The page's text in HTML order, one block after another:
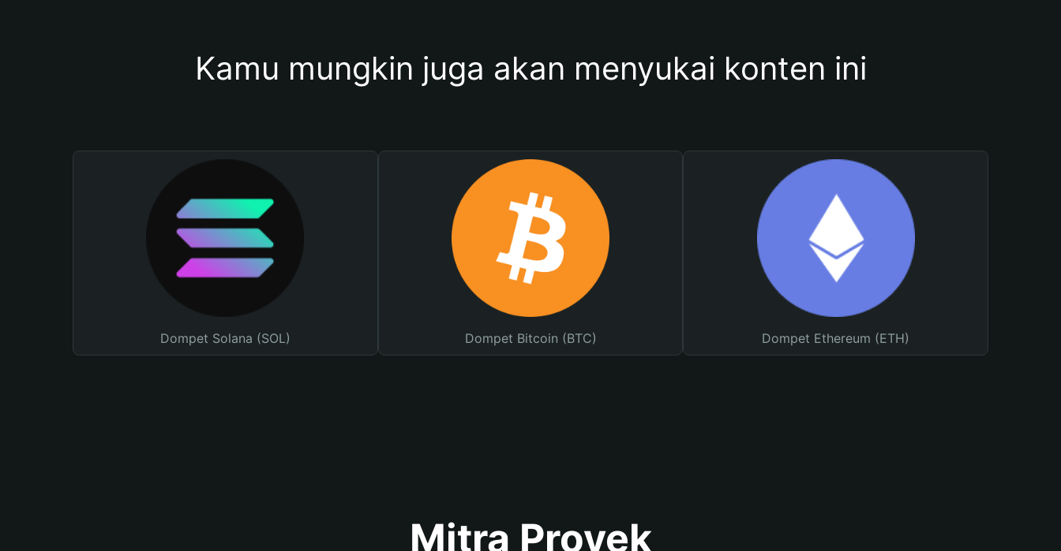
Kamu mungkin juga akan menyukai konten ini
Dompet Solana (SOL) Dompet Bitcoin (BTC) Dompet Ethereum (ETH)
Mitra Proyek